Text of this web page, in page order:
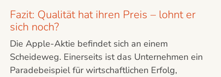
Fazit: Qualität hat ihren Preis – lohnt er
sich noch?
Die Apple-Aktie befindet sich an einem
Scheideweg. Einerseits ist das Unternehmen ein
Paradebeispiel für wirtschaftlichen Erfolg,